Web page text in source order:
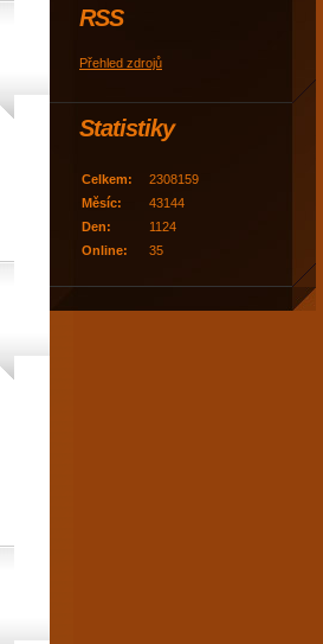
RSS
Přehled zdrojů
Statistiky
Online: 35
Celkem:
2308159
Měsíc:
43144
Den:
1124